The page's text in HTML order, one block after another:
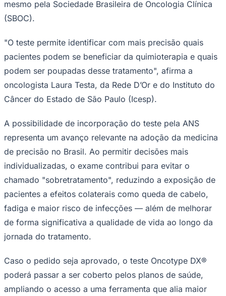
São Paulo
mesmo pela Sociedade Brasileira de Oncologia Clínica
(SBOC).
"O teste permite identificar com mais precisão quais
pacientes podem se beneficiar da quimioterapia e quais
podem ser poupadas desse tratamento", afirma a
oncologista Laura Testa, da Rede D’Or e do Instituto do
Câncer do Estado de São Paulo (Icesp).
A possibilidade de incorporação do teste pela ANS
representa um avanço relevante na adoção da medicina
de precisão no Brasil. Ao permitir decisões mais
individualizadas, o exame contribui para evitar o
chamado "sobretratamento", reduzindo a exposição de
pacientes a efeitos colaterais como queda de cabelo,
fadiga e maior risco de infecções — além de melhorar
de forma significativa a qualidade de vida ao longo da
jornada do tratamento.
Caso o pedido seja aprovado, o teste Oncotype DX®
poderá passar a ser coberto pelos planos de saúde,
ampliando o acesso a uma ferramenta que alia maior